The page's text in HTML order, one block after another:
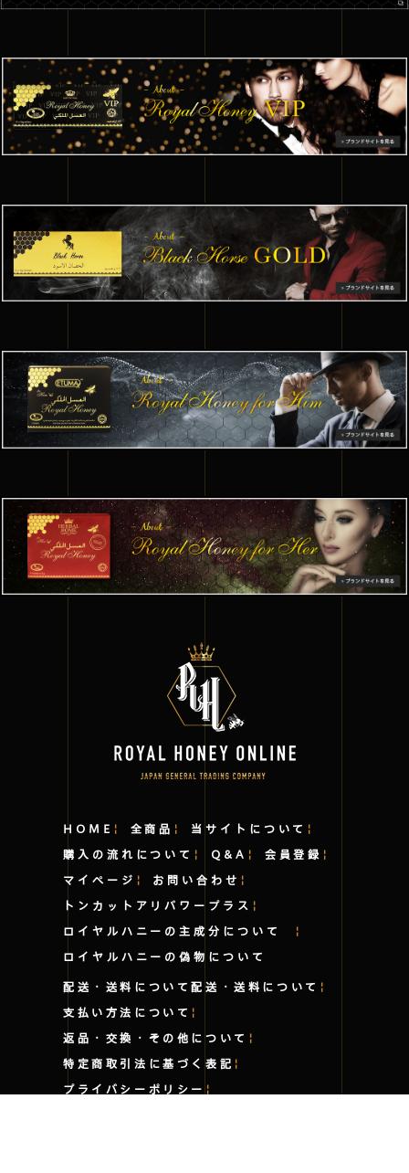
HOME 全商品 当サイトについて
購入の流れについて Q&A 会員登録
マイページ お問い合わせ
トンカットアリパワープラス
ロイヤルハニーの主成分について
ロイヤルハニーの偽物について
配送・送料について配送・送料について
支払い方法について
返品・交換・その他について
特定商取引法に基づく表記
プライバシーポリシー